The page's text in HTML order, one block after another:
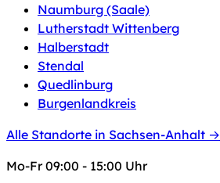
Naumburg (Saale)
Lutherstadt Wittenberg
Halberstadt
Stendal
Quedlinburg
Burgenlandkreis
Alle Standorte in Sachsen-Anhalt →
Mo-Fr 09:00 - 15:00 Uhr